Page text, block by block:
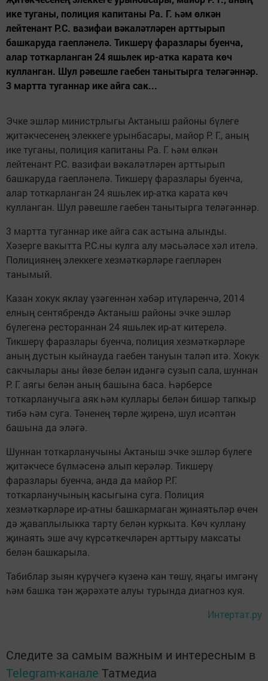
ике туганы, полиция капитаны Ра. Г. һәм өлкән
лейтенант Р.С. вазифаи вәкаләтләрен арттырып
башкаруда гаепләнелә. Тикшерү фаразлары буенча,
алар тоткарланган 24 яшьлек ир-атка карата көч
кулланган. Шул рәвешле гаебен танытырга теләгәннәр.
3 мартта туганнар ике айга сак...
Эчке эшләр министрлыгы Актаныш районы бүлеге
җитәкчесенең элеккеге урынбасары, майор Р. Г., аның
ике туганы, полиция капитаны Ра. Г. һәм өлкән
лейтенант Р.С. вазифаи вәкаләтләрен арттырып
башкаруда гаепләнелә. Тикшерү фаразлары буенча,
алар тоткарланган 24 яшьлек ир-атка карата көч
кулланган. Шул рәвешле гаебен танытырга теләгәннәр.
3 мартта туганнар ике айга сак астына алынды.
Хәзерге вакытта Р.С.ны кулга алу мәсьәләсе хәл ителә.
Полициянең элеккеге хезмәткәрләре гаепләрен
танымый.
Казан хокук яклау үзәгеннән хәбәр итүләренчә, 2014
елның сентябрендә Актаныш районы эчке эшләр
бүлегенә рестораннан 24 яшьлек ир-ат китерелә.
Тикшерү фаразлары буенча, полиция хезмәткәрләре
аның дустын кыйнауда гаебен тануын таләп итә. Хокук
сакчылары аны йөзе белән идәнгә сузып сала, шуннан
Р. Г. аягы белән аның башына баса. Һәрберсе
тоткарланучыга аяк һәм куллары белән бишәр тапкыр
тибә һәм суга. Тәненең төрле җиренә, шул исәптән
башына да эләгә.
Шуннан тоткарланучыны Актаныш эчке эшләр бүлеге
җитәкчесе бүлмәсенә алып керәләр. Тикшерү
фаразлары буенча, анда да майор Р.Г.
тоткарланучының касыгына суга. Полиция
хезмәткәрләре ир-атны башкармаган җинаятьләр өчен
дә җаваплылыкка тарту белән куркыта. Көч куллану
җинаять эше ачу күрсәткечләрен арттыру максаты
белән башкарыла.
Табиблар зыян күрүчегә күзенә кан төшү, яңагы имгәнү
һәм башка тән җәрәхәте алуы турында диагноз куя.
Интертат.ру
Следите за самым важным и интересным в
Telegram-канале Татмедиа